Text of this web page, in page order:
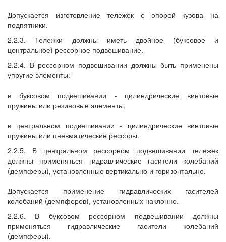
Допускается изготовление тележек с опорой кузова на
подпятники.
2.2.3. Тележки должны иметь двойное (буксовое и
центральное) рессорное подвешивание.
2.2.4. В рессорном подвешивании должны быть применены
упругие элементы:
в буксовом подвешивании - цилиндрические винтовые
пружины или резиновые элементы,
в центральном подвешивании - цилиндрические винтовые
пружины или пневматические рессоры.
2.2.5. В центральном рессорном подвешивании тележек
должны применяться гидравлические гасители колебаний
(демпферы), установленные вертикально и горизонтально.
Допускается применение гидравлических гасителей
колебаний (демпферов), установленных наклонно.
2.2.6. В буксовом рессорном подвешивании должны
применяться гидравлические гасители колебаний
(демпферы).